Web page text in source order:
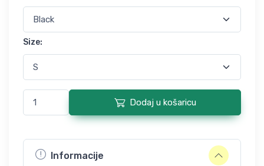
Size:
Dodaj u košaricu
Informacije